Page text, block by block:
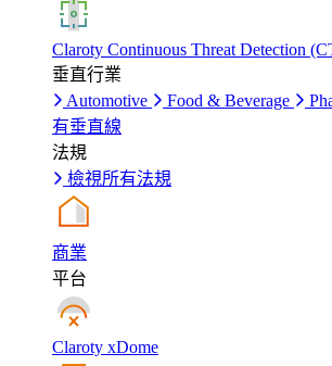
Claroty Continuous Threat Detection
垂直行業
Automotive
Food & Beverage
有垂直線
法規
檢視所有法規
商業
平台
Claroty xDome